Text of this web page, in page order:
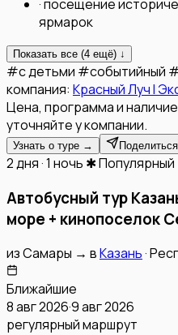
·посещение
ярмарок
Показать все (4 ещё) ↓
#с детьми #событийный
компания: Красный Луч l
Цена, программа и
уточняйте у компании.
Узнать о туре →
2 дня · 1 ночь ✱ Популярный
Автобусный тур
море + кинопоселок
изСамары → вКазань·
Ближайшие
8 авг 2026·9 авг 2026
регулярный маршрут